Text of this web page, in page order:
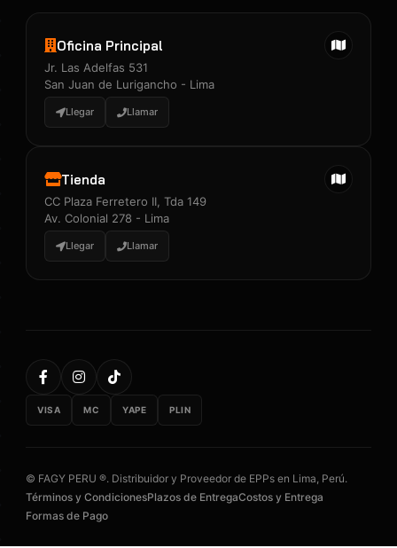
Oficina Principal
Jr. Las Adelfas 531
San Juan de Lurigancho - Lima
Llegar Llamar
Tienda
CC Plaza Ferretero II, Tda 149
Av. Colonial 278 - Lima
Llegar Llamar
VISA MC YAPE PLIN
© FAGY PERU ®. Distribuidor y Proveedor de EPPs en Lima, Perú.
Términos y CondicionesPlazos de EntregaCostos y Entrega
Formas de Pago